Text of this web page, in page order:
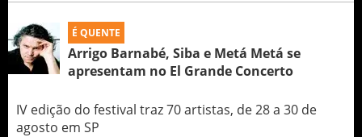
É QUENTE
Arrigo Barnabé, Siba e Metá Metá se
apresentam no El Grande Concerto
IV edição do festival traz 70 artistas, de 28 a 30 de
agosto em SP